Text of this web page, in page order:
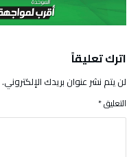
اترك تعليقاً
لن يتم نشر عنوان بريدك الإلكتروني.
التعليق*